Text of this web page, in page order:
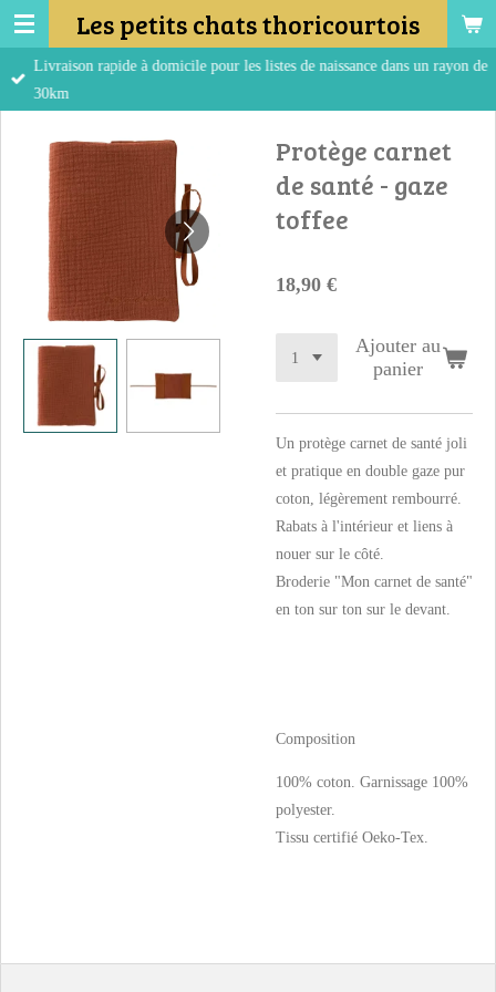
Passer
au
contenu
Les petits chats thoricourtois
Livraison rapide à domicile pour les listes de naissance dans un rayon de
30km
Protège carnet
de santé - gaze
toffee
18,90 €
Ajouter au
panier
Un protège carnet de santé joli
et pratique en double gaze pur
coton, légèrement rembourré.
Rabats à l'intérieur et liens à
nouer sur le côté.
Broderie "Mon carnet de santé"
en ton sur ton sur le devant.
Composition
100% coton. Garnissage 100%
polyester.
Tissu certifié Oeko-Tex.